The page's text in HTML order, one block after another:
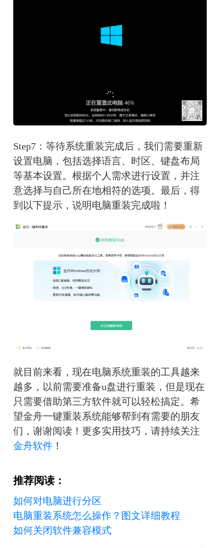
Step7：等待系统重装完成后，我们需要重新
设置电脑，包括选择语言、时区、键盘布局
等基本设置。根据个人需求进行设置，并注
意选择与自己所在地相符的选项。最后，得
到以下提示，说明电脑重装完成啦！
就目前来看，现在电脑系统重装的工具越来
越多，以前需要准备u盘进行重装，但是现在
只需要借助第三方软件就可以轻松搞定。希
望金舟一键重装系统能够帮到有需要的朋友
们，谢谢阅读！ 更多实用技巧，请持续关注
金舟软件！
推荐阅读：
如何对电脑进行分区
电脑重装系统怎么操作？图文详细教程
如何关闭软件兼容模式